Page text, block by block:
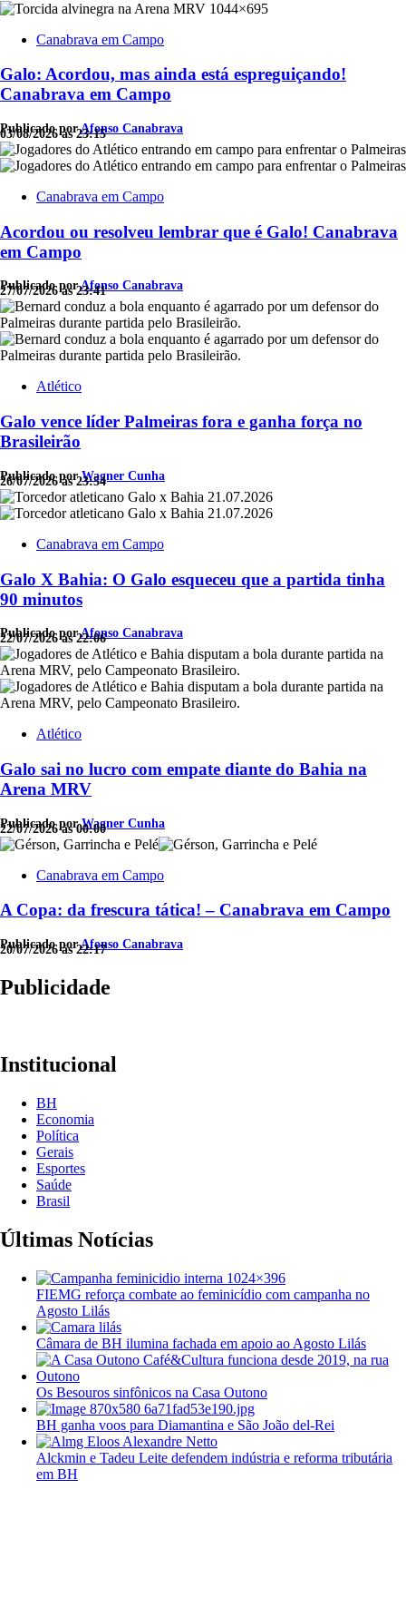
Canabrava em Campo
Galo: Acordou, mas ainda está espreguiçando!
Canabrava em Campo
Publicado porAfonso Canabrava
03/08/2026 às 23:15
Canabrava em Campo
Acordou ou resolveu lembrar que é Galo! Canabrava
em Campo
Publicado porAfonso Canabrava
27/07/2026 às 23:41
Atlético
Galo vence líder Palmeiras fora e ganha força no
Brasileirão
Publicado porWagner Cunha
26/07/2026 às 23:54
Canabrava em Campo
Galo X Bahia: O Galo esqueceu que a partida tinha
90 minutos
Publicado porAfonso Canabrava
22/07/2026 às 22:06
Atlético
Galo sai no lucro com empate diante do Bahia na
Arena MRV
Publicado porWagner Cunha
22/07/2026 às 00:00
Canabrava em Campo
A Copa: da frescura tática! – Canabrava em Campo
Publicado porAfonso Canabrava
20/07/2026 às 22:17
Publicidade
Institucional
BH
Economia
Política
Gerais
Esportes
Saúde
Brasil
Últimas Notícias
FIEMG reforça combate ao feminicídio com campanha no
Agosto Lilás
Câmara de BH ilumina fachada em apoio ao Agosto Lilás
Os Besouros sinfônicos na Casa Outono
BH ganha voos para Diamantina e São João del-Rei
Alckmin e Tadeu Leite defendem indústria e reforma tributária
em BH